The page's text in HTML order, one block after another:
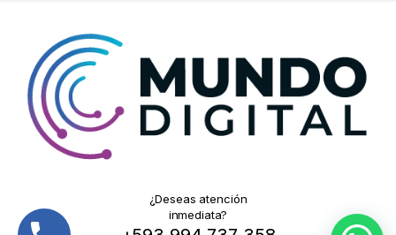
¿Deseas atención
inmediata?